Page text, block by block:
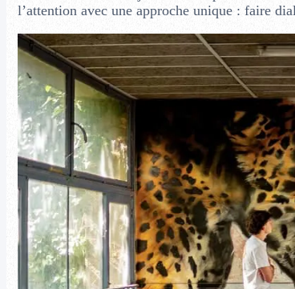
l’attention avec une approche unique : faire